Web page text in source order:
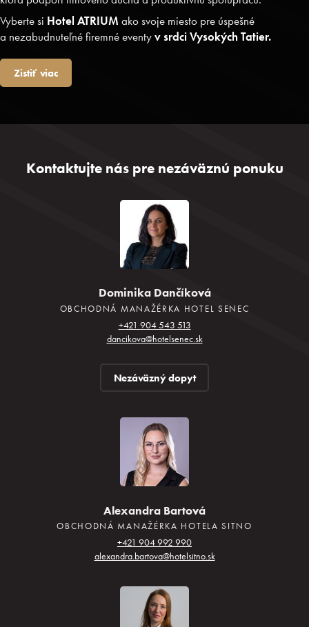
Firemné podujatia
Gastronómia
Novinky
Kontakt
Vyberte si Hotel ATRIUM ako svoje miesto pre úspešné
a nezabudnuteľné firemné eventyv srdci Vysokých Tatier.
Zistiť viac
Kontaktujte nás pre nezáväznú ponuku
Dominika Dančíková
OBCHODNÁ MANAŽÉRKA HOTEL SENEC
+421 904 543 513
dancikova@hotelsenec.sk
Nezáväzný dopyt
Alexandra Bartová
OBCHODNÁ MANAŽÉRKA HOTELA SITNO
+421 904 992 990
alexandra.bartova@hotelsitno.sk